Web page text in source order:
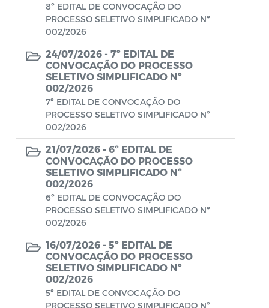
Conselho Municipal de Saúde
Conselho Municipal de Turismo
Conselho Municipal do Desenvolvimento
Sustentável Rural e Pesqueiro de
Araruama – COMDESURP-AR
Conselho Municipal do Idoso (COMID)
Conselho Municipal do Meio Ambiente -
CONDEMA
Conselho Municipal dos Direitos da
Criança e do Adolescente de Araruama -
CMDCAA
Contratos
Convênio
8º EDITAL DE CONVOCAÇÃO DO
PROCESSO SELETIVO SIMPLIFICADO Nº
002/2026
24/07/2026 - 7º EDITAL DE
CONVOCAÇÃO DO PROCESSO
SELETIVO SIMPLIFICADO Nº
002/2026
7º EDITAL DE CONVOCAÇÃO DO
PROCESSO SELETIVO SIMPLIFICADO Nº
002/2026
21/07/2026 - 6º EDITAL DE
CONVOCAÇÃO DO PROCESSO
SELETIVO SIMPLIFICADO Nº
002/2026
6º EDITAL DE CONVOCAÇÃO DO
PROCESSO SELETIVO SIMPLIFICADO Nº
002/2026
16/07/2026 - 5º EDITAL DE
CONVOCAÇÃO DO PROCESSO
SELETIVO SIMPLIFICADO Nº
002/2026
5º EDITAL DE CONVOCAÇÃO DO
PROCESSO SELETIVO SIMPLIFICADO Nº